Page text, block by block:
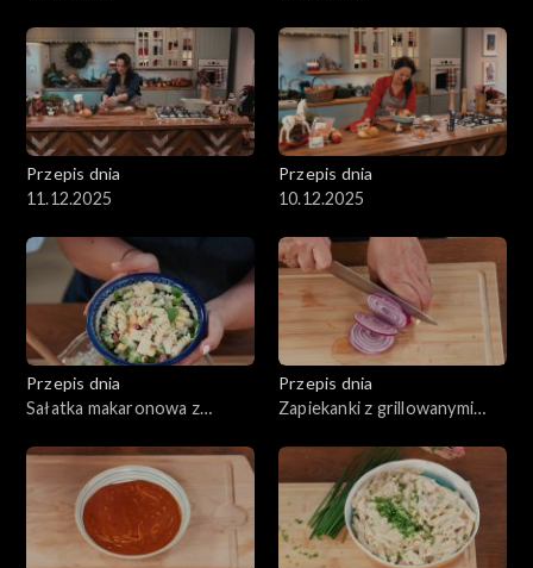
Przepis dnia
11.12.2025
Przepis dnia
10.12.2025
Przepis dnia
Sałatka makaronowa z
kurczakiem i selerem
naciowym
Przepis dnia
Zapiekanki z grillowanymi